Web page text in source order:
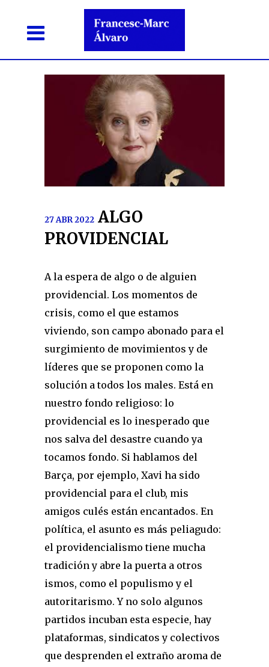
27 ABR 2022 ALGO
PROVIDENCIAL
A la espera de algo o de alguien
providencial. Los momentos de
crisis, como el que estamos
viviendo, son campo abonado para el
surgimiento de movimientos y de
líderes que se proponen como la
solución a todos los males. Está en
nuestro fondo religioso: lo
providencial es lo inesperado que
nos salva del desastre cuando ya
tocamos fondo. Si hablamos del
Barça, por ejemplo, Xavi ha sido
providencial para el club, mis
amigos culés están encantados. En
política, el asunto es más peliagudo:
el providencialismo tiene mucha
tradición y abre la puerta a otros
ismos, como el populismo y el
autoritarismo. Y no solo algunos
partidos incuban esta especie, hay
plataformas, sindicatos y colectivos
que desprenden el extraño aroma de